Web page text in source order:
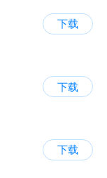
下载
下载
下载